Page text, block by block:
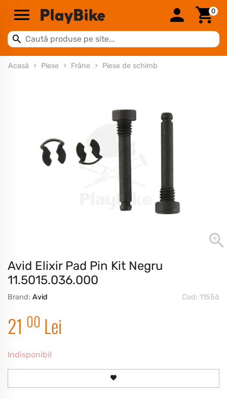
0
Acasă Piese Frâne Piese de schimb
Avid Elixir Pad Pin Kit Negru
11.5015.036.000
Brand: Avid Cod: 11556
21 00 Lei
Indisponibil